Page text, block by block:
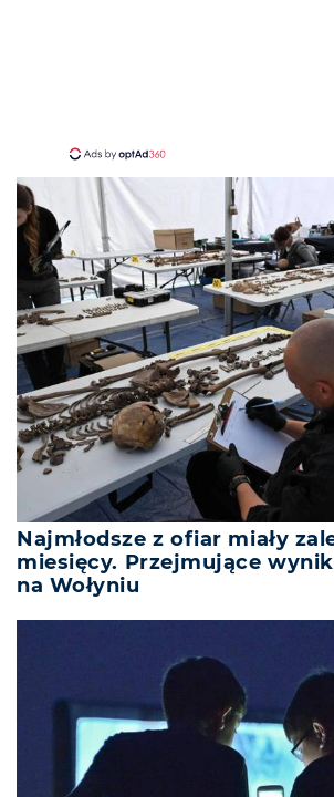
Najmłodsze z ofiar miały
miesięcy. Przejmujące
na Wołyniu